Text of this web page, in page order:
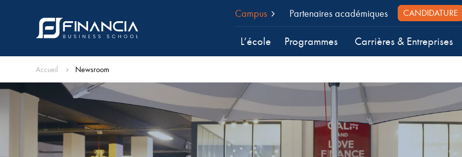
Campus Partenaires académiques CANDIDATURE
L’école Programmes Carrières & Entreprises
Accueil Newsroom